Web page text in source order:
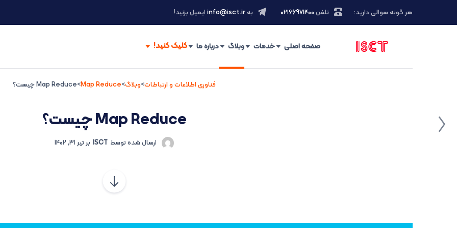
هر گونه سوالی دارید: تلفن ۰۲۱66971400 بهinfo@isct.ir ایمیل بزنید!
صفحه اصلی خدمات وبلاگ درباره ما
فناوری اطلاعات و ارتباطات>وبلاگ>
Map Reduce
>Map Reduce چیست؟
Map Reduce چیست؟
ارسال شده توسط ISCT بر تیر 31, 1402